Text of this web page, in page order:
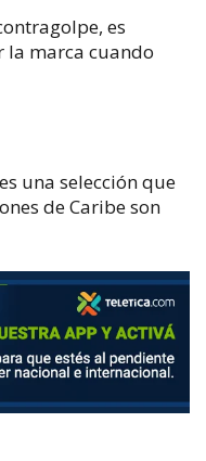
es
la marca cuando
una selección que
de Caribe son